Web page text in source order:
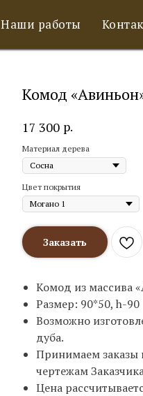
Наши работы
Комод
17 300 р.
Материал дерева
Цвет покрытия
Заказать
Комод из массива
Размер: 90*50, h-90
Возможно
дуба.
Принимаем заказы
чертежам
Цена